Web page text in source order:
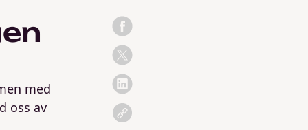
med
oss av